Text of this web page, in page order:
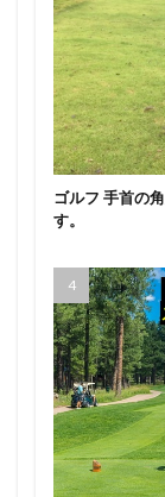
ゴルフ 手首の
す。